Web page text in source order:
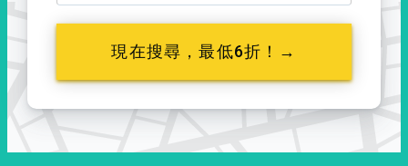
現在搜尋，最低6折！→